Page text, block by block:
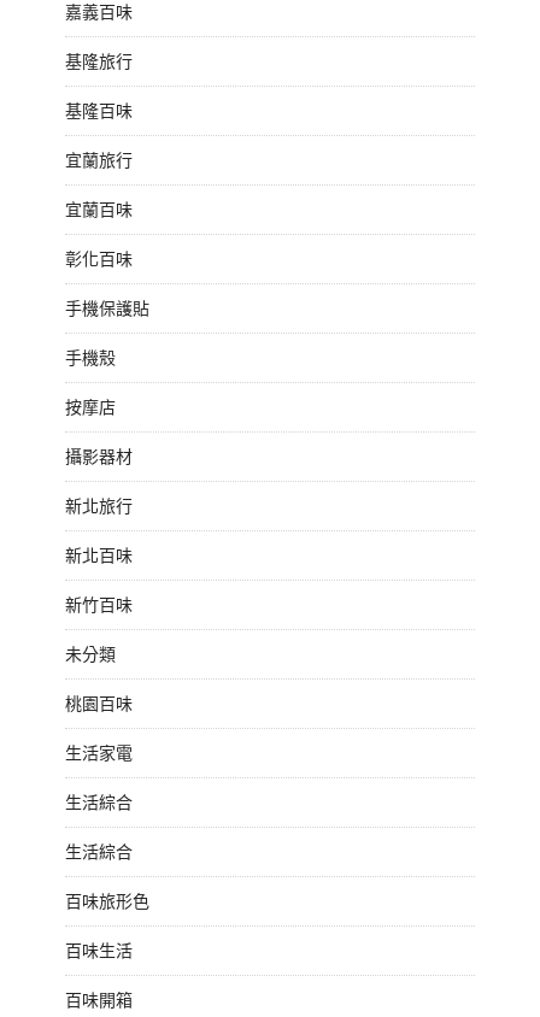
嘉義百味
基隆旅行
基隆百味
宜蘭旅行
宜蘭百味
彰化百味
手機保護貼
手機殼
按摩店
攝影器材
新北旅行
新北百味
新竹百味
未分類
桃園百味
生活家電
生活綜合
生活綜合
百味旅形色
百味生活
百味開箱